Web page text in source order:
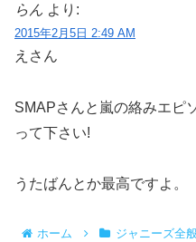
らん より:
2015年2月5日 2:49 AM
えさん
SMAPさんと嵐の絡みエピ
って下さい!
うたばんとか最高ですよ。
ホーム ジャニーズ全